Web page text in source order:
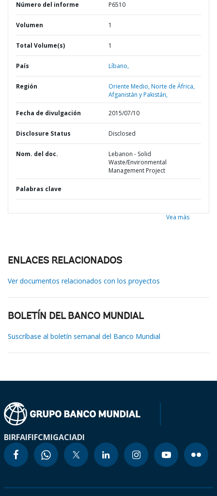
Número del informe P6510
Volumen 1
Total Volume(s) 1
País Líbano,
Región
Oriente Medio, Norte de África,
Afganistán y Pakistán,
Fecha de divulgación 2015/07/10
Disclosure Status Disclosed
Nom. del doc.
Lebanon - Solid
Waste/Environmental
Management Project
Palabras clave
Vea más
ENLACES RELACIONADOS
Ver documentos relacionados con los proyectos
BOLETÍN DEL BANCO MUNDIAL
Suscríbase al boletín semanal del Banco Mundial
BIRFAIFIFCMIGACIADI